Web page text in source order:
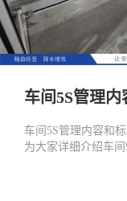
车间5S管理
车间5S管理内容和
为大家详细介绍车